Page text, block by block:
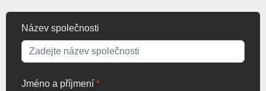
Název společnosti
Jméno a příjmení *